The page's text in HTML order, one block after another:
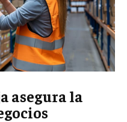
asegura la